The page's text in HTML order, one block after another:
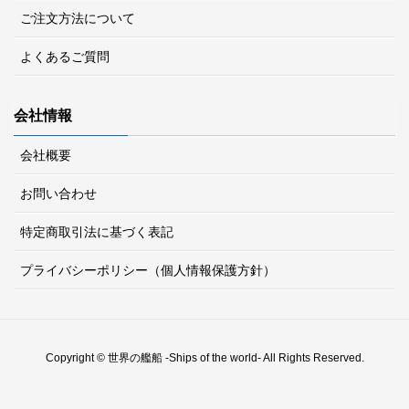
ご注文方法について
よくあるご質問
会社情報
会社概要
お問い合わせ
特定商取引法に基づく表記
プライバシーポリシー（個人情報保護方針）
Copyright © 世界の艦船 -Ships of the world- All Rights Reserved.